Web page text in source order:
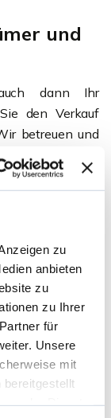
zu
anbieten
zu
zu Ihrer
für
Unsere
mit
bereitgestellt
und
dann Ihr
den Verkauf
betreuen und
des gesamten
Gespräch und
und
wir Sie stets
Denn
zum
oder Ihres
Webseite
Gerne
für ein